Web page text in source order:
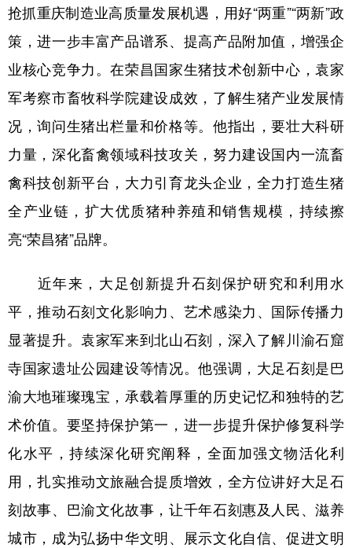
抢抓重庆制造业高质量发展机遇，用好“两重”“两新”政
策，进一步丰富产品谱系、提高产品附加值，增强企
业核心竞争力。在荣昌国家生猪技术创新中心，袁家
军考察市畜牧科学院建设成效，了解生猪产业发展情
况，询问生猪出栏量和价格等。他指出，要壮大科研
力量，深化畜禽领域科技攻关，努力建设国内一流畜
禽科技创新平台，大力引育龙头企业，全力打造生猪
全产业链，扩大优质猪种养殖和销售规模，持续擦
亮“荣昌猪”品牌。
近年来，大足创新提升石刻保护研究和利用水
平，推动石刻文化影响力、艺术感染力、国际传播力
显著提升。袁家军来到北山石刻，深入了解川渝石窟
寺国家遗址公园建设等情况。他强调，大足石刻是巴
渝大地璀璨瑰宝，承载着厚重的历史记忆和独特的艺
术价值。要坚持保护第一，进一步提升保护修复科学
化水平，持续深化研究阐释，全面加强文物活化利
用，扎实推动文旅融合提质增效，全方位讲好大足石
刻故事、巴渝文化故事，让千年石刻惠及人民、滋养
城市，成为弘扬中华文明、展示文化自信、促进文明